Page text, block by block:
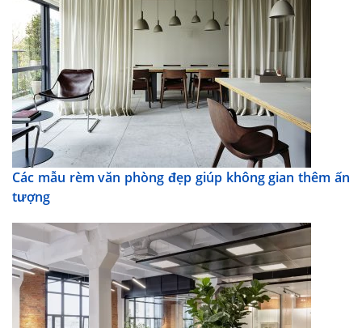
Các mẫu rèm văn phòng đẹp giúp không gian thêm ấn
tượng